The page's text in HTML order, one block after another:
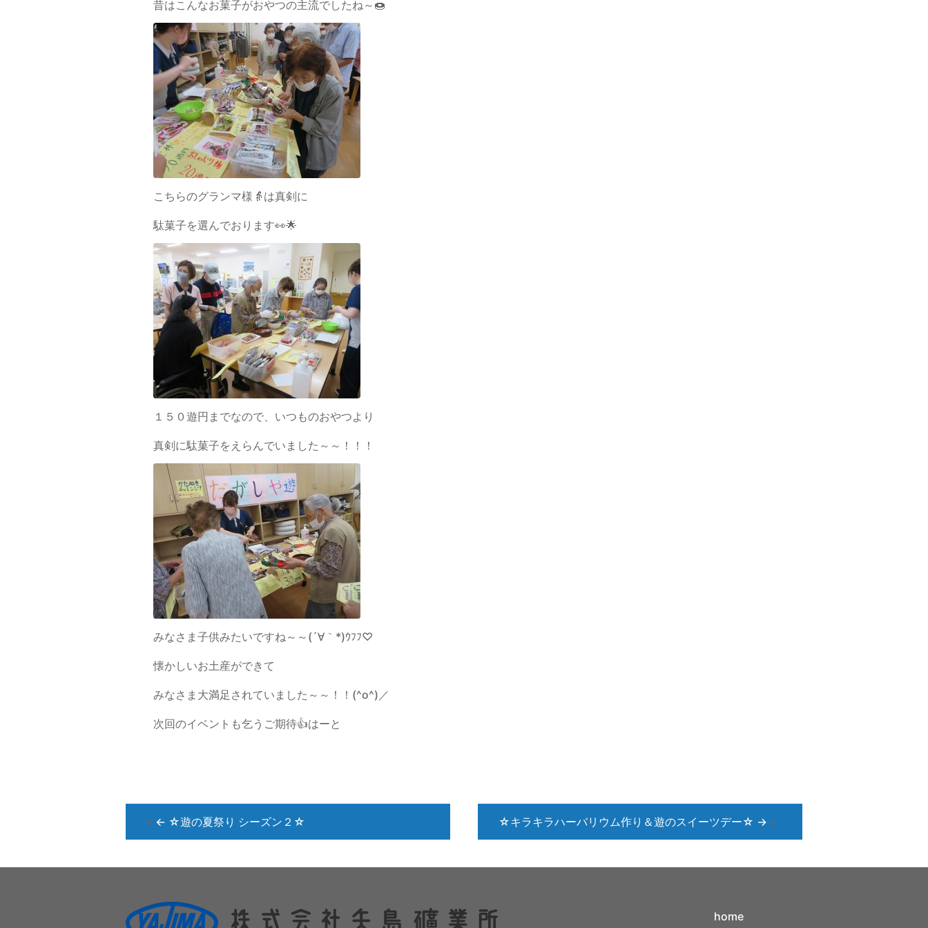
昔はこんなお菓子がおやつの主流でしたね～🍩
こちらのグランマ様👵は真剣に
駄菓子を選んでおります👀🌟
１５０遊円までなので、いつものおやつより
真剣に駄菓子をえらんでいました～～！！！
みなさま子供みたいですね～～(´∀｀*)ｳﾌﾌ♡
懐かしいお土産ができて
みなさま大満足されていました～～！！(^o^)／
次回のイベントも乞うご期待👍はーと
« ← ☆遊の夏祭り シーズン２☆ ☆キラキラハーバリウム作り＆遊のスイーツデー☆ → »
home